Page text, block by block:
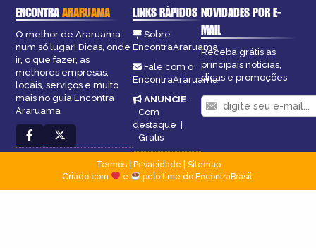
ENCONTRAARARUAMA
O melhor de Araruama
num só lugar! Dicas, onde
ir, o que fazer, as
melhores empresas,
locais, serviços e muito
mais no guia Encontra
Araruama
LINKS RÁPIDOS
Sobre
EncontraAraruama
Fale com o
EncontraAraruama
ANUNCIE:
Com
destaque |
Grátis
NOVIDADES POR E-
MAIL
Receba grátis as
principais notícias,
dicas e promoções
Termos| Privacidade
Sitemap
Criado com
e pelo time do EncontraBrasil